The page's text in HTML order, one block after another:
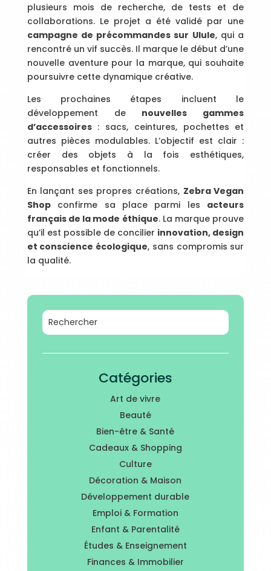
plusieurs mois de recherche, de tests et de
collaborations. Le projet a été validé par une
campagne de précommandes sur Ulule, qui a
rencontré un vif succès. Il marque le début d’une
nouvelle aventure pour la marque, qui souhaite
poursuivre cette dynamique créative.
Les prochaines étapes incluent le
développement de nouvelles gammes
d’accessoires: sacs, ceintures, pochettes et
autres pièces modulables. L’objectif est clair :
créer des objets à la fois esthétiques,
responsables et fonctionnels.
En lançant ses propres créations, Zebra Vegan
Shopconfirme sa place parmi les acteurs
français de la mode éthique. La marque prouve
qu’il est possible de concilier innovation, design
et conscience écologique, sans compromis sur
la qualité.
Catégories
Art de vivre
Beauté
Bien-être & Santé
Cadeaux & Shopping
Culture
Décoration & Maison
Développement durable
Emploi & Formation
Enfant & Parentalité
Études & Enseignement
Finances & Immobilier